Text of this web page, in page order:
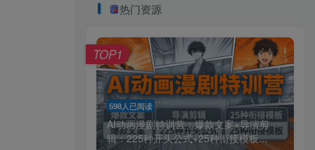
热门资源
598人已阅读
AI动画漫剧特训营：爆款文案+导演剪
辑：225种开头公式+25种衔接模板...
TOP1